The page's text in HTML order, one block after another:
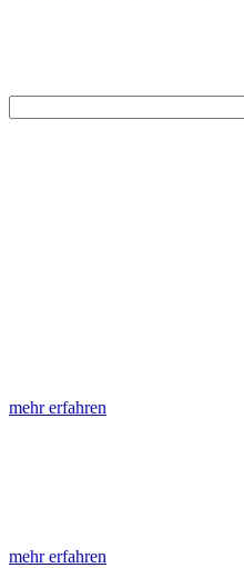
mehr erfahren
mehr erfahren